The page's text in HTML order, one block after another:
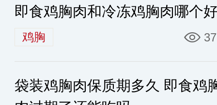
即食鸡胸肉和冷冻鸡胸肉哪个
鸡胸
袋装鸡胸肉保质期多久 即食鸡